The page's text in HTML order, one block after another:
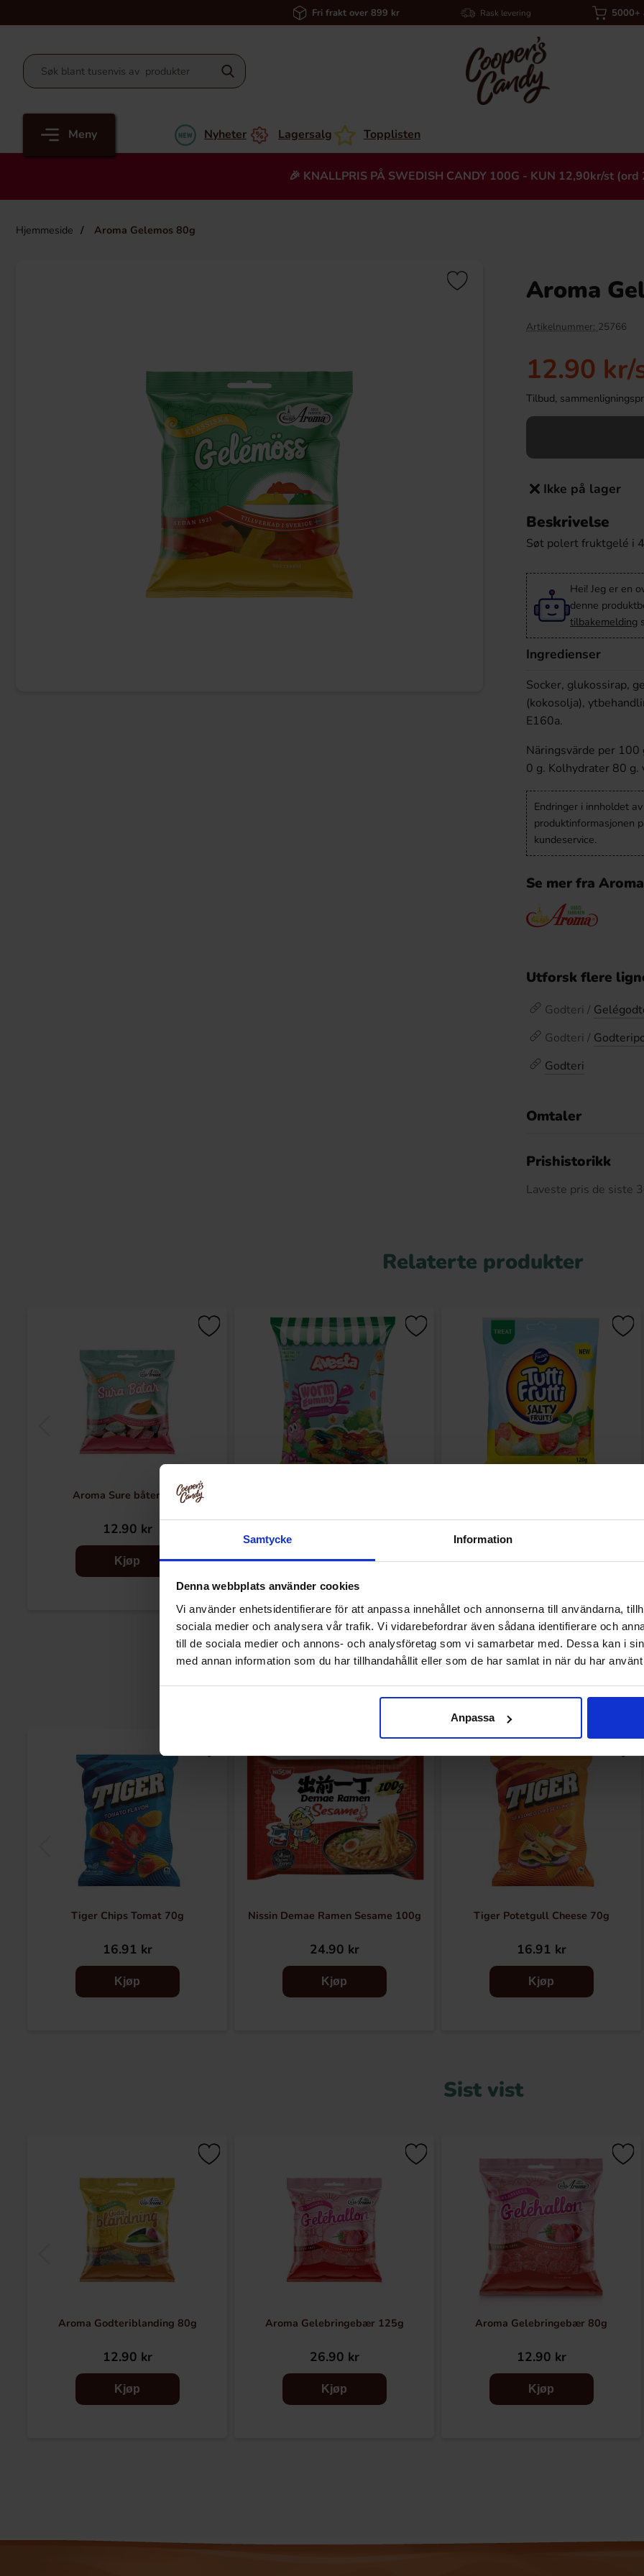
Samtycke Information
Denna webbplats använder cookies
Vi använder enhetsidentifierare för att anpassa innehållet och annonserna till användarna,
sociala medier och analysera vår trafik. Vi vidarebefordrar även sådana identifierare och
till de sociala medier och annons- och analysföretag som vi samarbetar med. Dessa kan i
med annan information som du har tillhandahållit eller som de har samlat in när du har
Anpassa
Fri frakt over 899 kr Rask levering 5000+
Meny Nyheter Lagersalg Topplisten
🎉 KNALLPRIS PÅ SWEDISH CANDY 100G - KUN 12,90kr/st (ord
Hjemmeside Aroma Gelemos 80g
Heading
Kinder Maxi 21g Kinder Joy Super Mario 20g
28.90 kr
Köp
Yorkshire Tea 80 Tea Bags 250g
Aroma
Artikelnummer: 25766
12.90 kr/
Tilbud,
Ikke på lager
Beskrivelse
Søt polert fruktgelé i
Hei! Jeg er en
denne
tilbakemelding
Ingredienser
Socker, glukossirap,
(kokosolja),
E160a.
Näringsvärde per
0 g. Kolhydrater 80 g.
Endringer i innholdet
produktinformasjonen
kundeservice.
Se mer fra
Utforsk flere
Godteri /
Godteri /
Godteri
Omtaler
Prishistorikk
Laveste pris de siste
Relaterte produkter
Aroma Sure båter 80g
12.90 kr
Kjøp Kjøp Kjøp
Andre kjøpte også
Tiger Chips Tomat 70g
16.91 kr
Kjøp
Nissin Demae Ramen Sesame 100g
24.90 kr
Kjøp
Tiger Potetgull Cheese 70g
16.91 kr
Kjøp
Sist vist
Aroma Godteriblanding 80g
12.90 kr
Kjøp
Aroma Gelebringebær 125g
26.90 kr
Kjøp
Aroma Gelebringebær 80g
12.90 kr
Kjøp